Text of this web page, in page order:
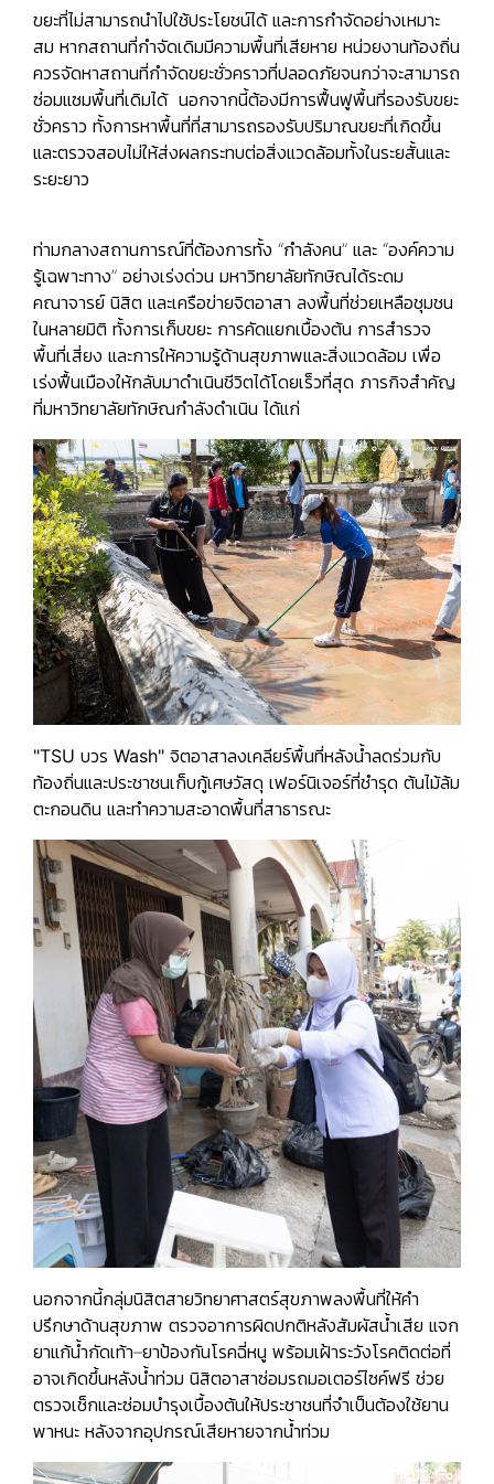
ขยะที่ไม่สามารถนำไปใช้ประโยชน์ได้ และการกำจัดอย่างเหมาะ
สม หากสถานที่กำจัดเดิมมีความพื้นที่เสียหาย หน่วยงานท้องถิ่น
ควรจัดหาสถานที่กำจัดขยะชั่วคราวที่ปลอดภัยจนกว่าจะสามารถ
ซ่อมแซมพื้นที่เดิมได้ นอกจากนี้ต้องมีการฟื้นฟูพื้นที่รองรับขยะ
ชั่วคราว ทั้งการหาพื้นที่ที่สามารถรองรับปริมาณขยะที่เกิดขึ้น
และตรวจสอบไม่ให้ส่งผลกระทบต่อสิ่งแวดล้อมทั้งในระยสั้นและ
ระยะยาว
ท่ามกลางสถานการณ์ที่ต้องการทั้ง “กำลังคน” และ “องค์ความ
รู้เฉพาะทาง” อย่างเร่งด่วน มหาวิทยาลัยทักษิณได้ระดม
คณาจารย์ นิสิต และเครือข่ายจิตอาสา ลงพื้นที่ช่วยเหลือชุมชน
ในหลายมิติ ทั้งการเก็บขยะ การคัดแยกเบื้องต้น การสำรวจ
พื้นที่เสี่ยง และการให้ความรู้ด้านสุขภาพและสิ่งแวดล้อม เพื่อ
เร่งฟื้นเมืองให้กลับมาดำเนินชีวิตได้โดยเร็วที่สุด ภารกิจสำคัญ
ที่มหาวิทยาลัยทักษิณกำลังดำเนิน ได้แก่
"TSU บวร Wash" จิตอาสาลงเคลียร์พื้นที่หลังน้ำลดร่วมกับ
ท้องถิ่นและประชาชนเก็บกู้เศษวัสดุ เฟอร์นิเจอร์ที่ชำรุด ต้นไม้ล้ม
ตะกอนดิน และทำความสะอาดพื้นที่สาธารณะ
นอกจากนี้กลุ่มนิสิตสายวิทยาศาสตร์สุขภาพลงพื้นที่ให้คำ
ปรึกษาด้านสุขภาพ ตรวจอาการผิดปกติหลังสัมผัสน้ำเสีย แจก
ยาแก้น้ำกัดเท้า–ยาป้องกันโรคฉี่หนู พร้อมเฝ้าระวังโรคติดต่อที่
อาจเกิดขึ้นหลังน้ำท่วม นิสิตอาสาซ่อมรถมอเตอร์ไซค์ฟรี ช่วย
ตรวจเช็กและซ่อมบำรุงเบื้องต้นให้ประชาชนที่จำเป็นต้องใช้ยาน
พาหนะ หลังจากอุปกรณ์เสียหายจากน้ำท่วม